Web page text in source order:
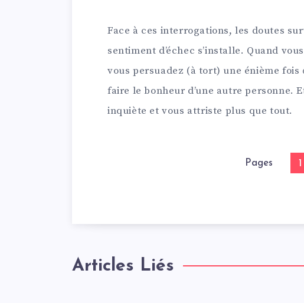
Face à ces interrogations, les doutes
sentiment d’échec s’installe. Quand
vous persuadez (à tort) une énième fois
faire le bonheur d’une autre personne.
inquiète et vous attriste plus que tout.
Pages 1
Articles Liés